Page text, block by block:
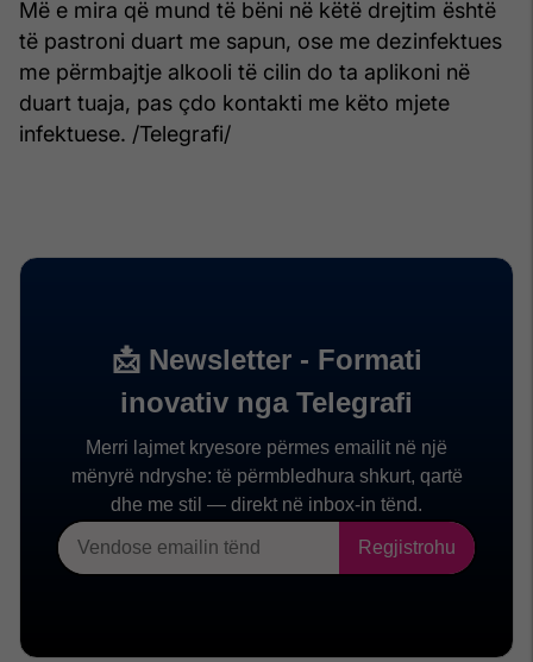
Më e mira që mund të bëni në këtë drejtim është
të pastroni duart me sapun, ose me dezinfektues
me përmbajtje alkooli të cilin do ta aplikoni në
duart tuaja, pas çdo kontakti me këto mjete
infektuese. /Telegrafi/